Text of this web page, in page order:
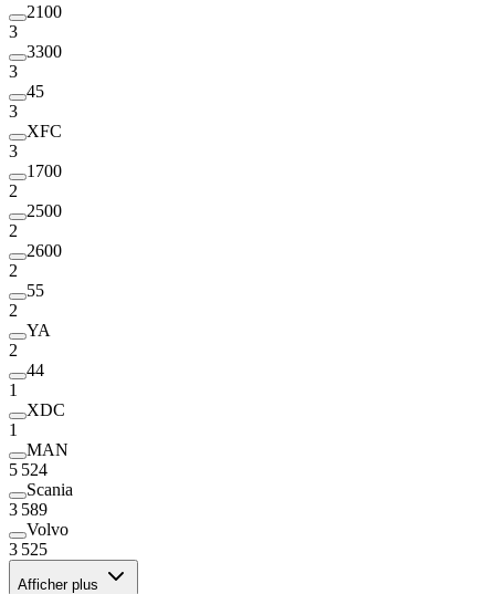
2100
3
3300
3
45
3
XFC
3
1700
2
2500
2
2600
2
55
2
YA
2
44
1
XDC
1
MAN
5 524
Scania
3 589
Volvo
3 525
Afficher plus